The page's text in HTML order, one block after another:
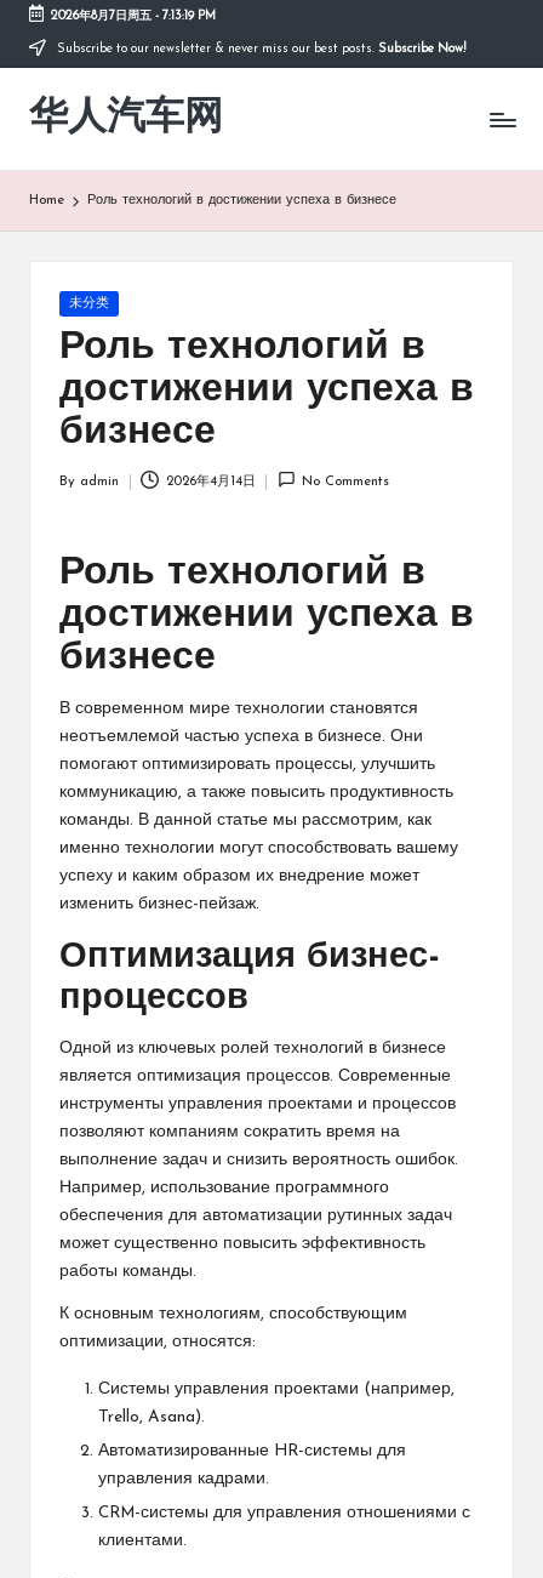
Skip
content
2026年8月7日周五- 7:13:19 PM
Subscribe to our newsletter & never miss our best posts. Subscribe Now!
华人汽车网
Home Роль технологий в достижении успеха в бизнесе
Posted
未分类
Роль технологий в
достижении успеха в
бизнесе
By admin 2026年4月14日 No Comments
Роль технологий в
достижении успеха в
бизнесе
В современном мире технологии становятся
неотъемлемой частью успеха в бизнесе. Они
помогают оптимизировать процессы, улучшить
коммуникацию, а также повысить продуктивность
команды. В данной статье мы рассмотрим, как
именно технологии могут способствовать вашему
успеху и каким образом их внедрение может
изменить бизнес-пейзаж.
Оптимизация бизнес-
процессов
Одной из ключевых ролей технологий в бизнесе
является оптимизация процессов. Современные
инструменты управления проектами и процессов
позволяют компаниям сократить время на
выполнение задач и снизить вероятность ошибок.
Например, использование программного
обеспечения для автоматизации рутинных задач
может существенно повысить эффективность
работы команды.
К основным технологиям, способствующим
оптимизации, относятся:
Системы управления проектами (например,
Trello, Asana).
Автоматизированные HR-системы для
управления кадрами.
CRM-системы для управления отношениями с
клиентами.